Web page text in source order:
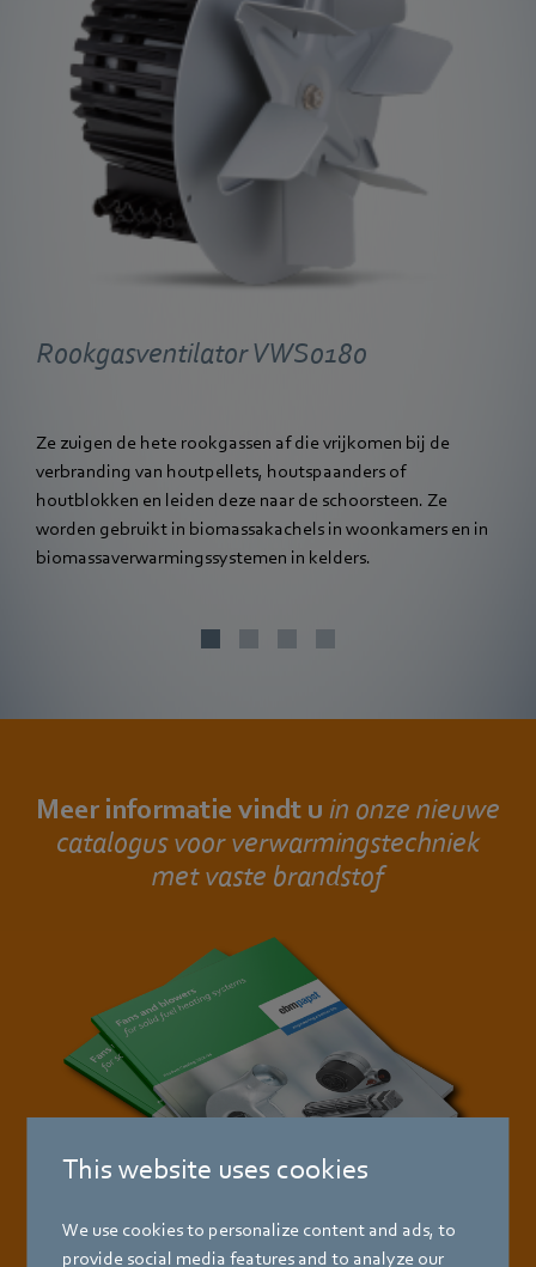
This website uses cookies
We use cookies to personalize content and ads, to
provide social media features and to analyze our
Rookgasventilator VWS0180
Ze zuigen de hete rookgassen af die vrijkomen bij de
verbranding van houtpellets, houtspaanders of
houtblokken en leiden deze naar de schoorsteen. Ze
worden gebruikt in biomassakachels in woonkamers en in
biomassaverwarmingssystemen in kelders.
Meer informatie vindt u in onze nieuwe
catalogus voor verwarmingstechniek
met vaste brandstof